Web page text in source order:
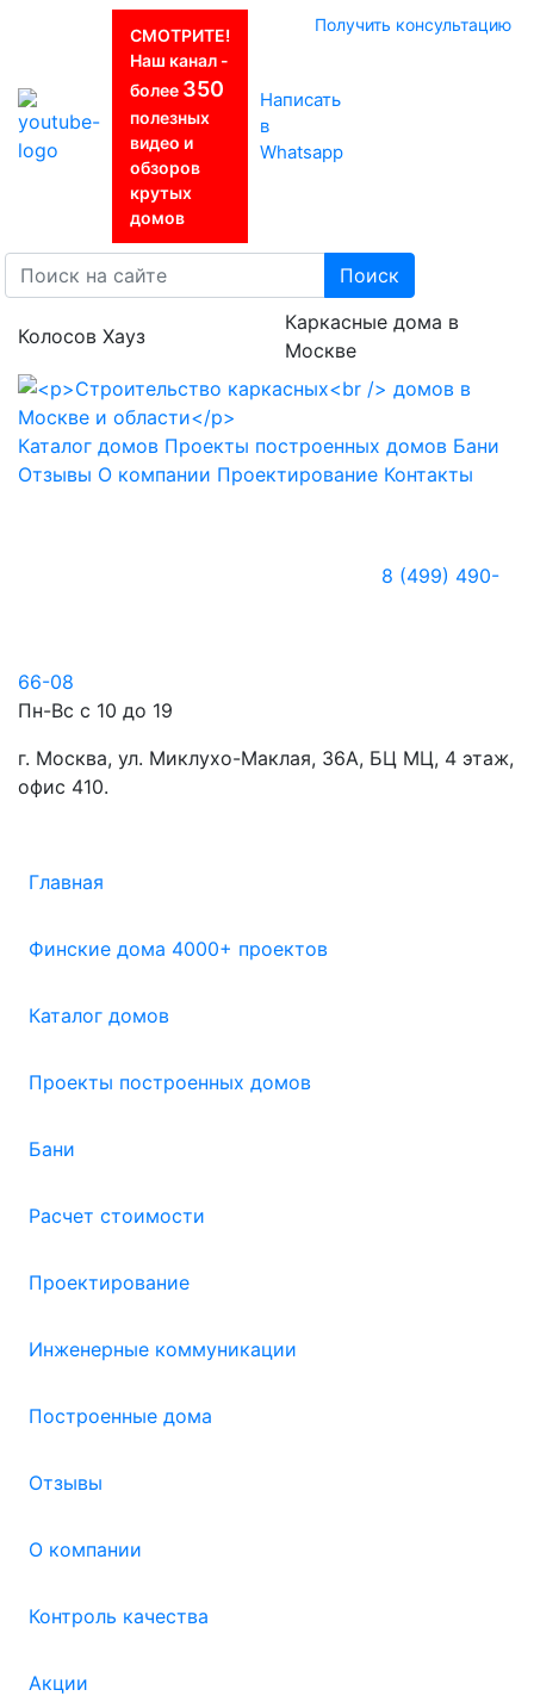
СМОТРИТЕ!
Наш канал -
более 350
полезных
видео и
обзоров
крутых
домов
Написать
в
Whatsapp
Получить консультацию
Поиск
Колосов Хауз
Каркасные дома в
Москве
Каталог домов Проекты построенных домов Бани
Отзывы О компании Проектирование Контакты
8 (499) 490-
66-08
Пн-Вс с 10 до 19
г. Москва, ул. Миклухо-Маклая, 36А, БЦ МЦ, 4 этаж,
офис 410.
Главная
Финские дома 4000+ проектов
Каталог домов
Проекты построенных домов
Бани
Расчет стоимости
Проектирование
Инженерные коммуникации
Построенные дома
Отзывы
О компании
Контроль качества
Акции